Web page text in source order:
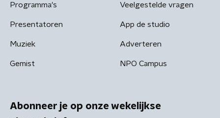
Programma's
Presentatoren
Muziek
Gemist
Veelgestelde vragen
App de studio
Adverteren
NPO Campus
Abonneer je op onze wekelijkse